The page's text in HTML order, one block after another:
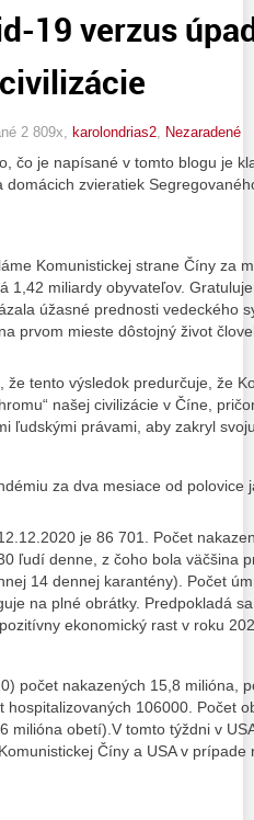
19 verzus
2 809x, karolondrias2 Nezaradené
čo je napísané v tomto blogu je
domácich zvieratiek
Komunistickej strane Číny za
1,42 miliardy obyvateľov.
úžasné prednosti vedeckého
prvom mieste dôstojný život
že tento výsledok predurčuje, že
našej civilizácie v Číne,
ľudskými právami, aby zakryl
za dva mesiace od polovice
je 86 701. Počet
ľudí denne, z čoho bola väčšina
14 dennej karantény). Počet
na plné obrátky. Predpokladá
ekonomický rast v roku
počet nakazených 15,8 milióna,
hospitalizovaných 106000. Počet
milióna obetí).V tomto týždni v
Číny a USA v